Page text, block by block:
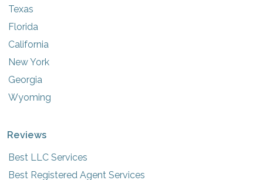
Texas
Florida
California
New York
Georgia
Wyoming
Reviews
Best LLC Services
Best Registered Agent Services